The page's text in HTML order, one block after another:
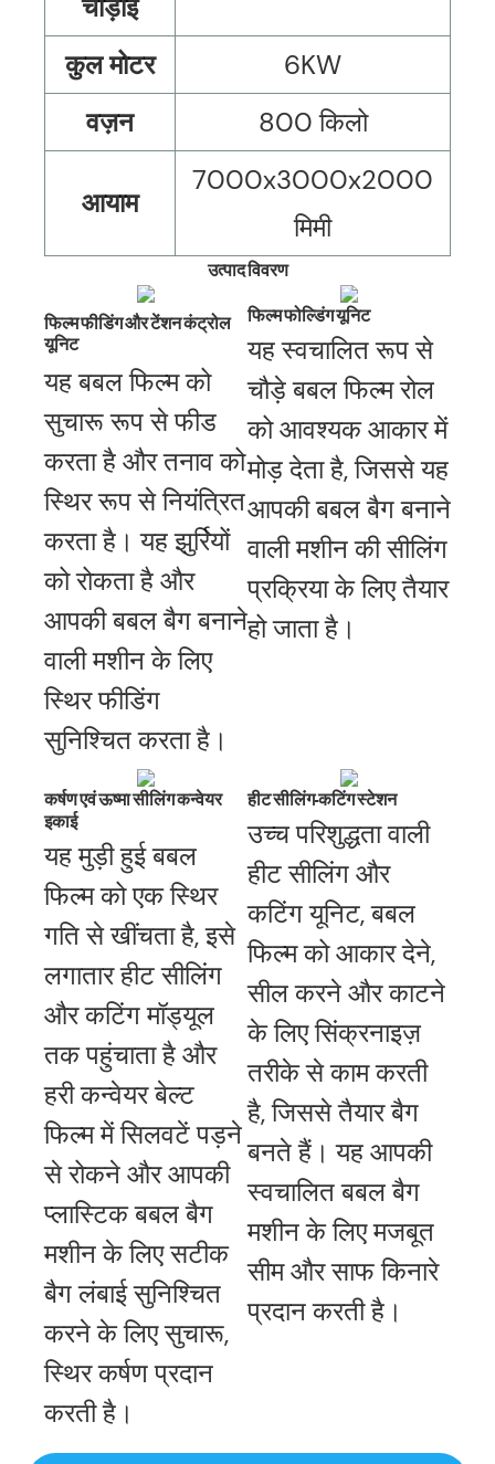
चौड़ाई
कुल मोटर
6KW
वज़न
800 किलो
आयाम
7000x3000x2000
मिमी
उत्पाद विवरण
फिल्म फीडिंग और टेंशन कंट्रोल
यूनिट
यह बबल फिल्म को
सुचारू रूप से फीड
करता है और तनाव को
स्थिर रूप से नियंत्रित
करता है। यह झुर्रियों
को रोकता है और
आपकी बबल बैग बनाने
वाली मशीन के लिए
स्थिर फीडिंग
सुनिश्चित करता है।
फिल्म फोल्डिंग यूनिट
यह स्वचालित रूप से
चौड़े बबल फिल्म रोल
को आवश्यक आकार में
मोड़ देता है, जिससे यह
आपकी बबल बैग बनाने
वाली मशीन की सीलिंग
प्रक्रिया के लिए तैयार
हो जाता है।
कर्षण एवं ऊष्मा सीलिंग कन्वेयर
इकाई
यह मुड़ी हुई बबल
फिल्म को एक स्थिर
गति से खींचता है, इसे
लगातार हीट सीलिंग
और कटिंग मॉड्यूल
तक पहुंचाता है और
हरी कन्वेयर बेल्ट
फिल्म में सिलवटें पड़ने
से रोकने और आपकी
प्लास्टिक बबल बैग
मशीन के लिए सटीक
बैग लंबाई सुनिश्चित
करने के लिए सुचारू,
स्थिर कर्षण प्रदान
करती है।
हीट सीलिंग-कटिंग स्टेशन
उच्च परिशुद्धता वाली
हीट सीलिंग और
कटिंग यूनिट, बबल
फिल्म को आकार देने,
सील करने और काटने
के लिए सिंक्रनाइज़
तरीके से काम करती
है, जिससे तैयार बैग
बनते हैं। यह आपकी
स्वचालित बबल बैग
मशीन के लिए मजबूत
सीम और साफ किनारे
प्रदान करती है।